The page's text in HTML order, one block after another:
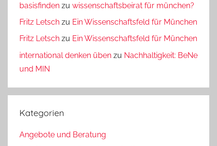
basisfinden zu wissenschaftsbeirat für münchen?
Fritz Letsch zu Ein Wissenschaftsfeld für München
Fritz Letsch zu Ein Wissenschaftsfeld für München
international denken üben zu Nachhaltigkeit: BeNe
und MIN
Kategorien
Angebote und Beratung